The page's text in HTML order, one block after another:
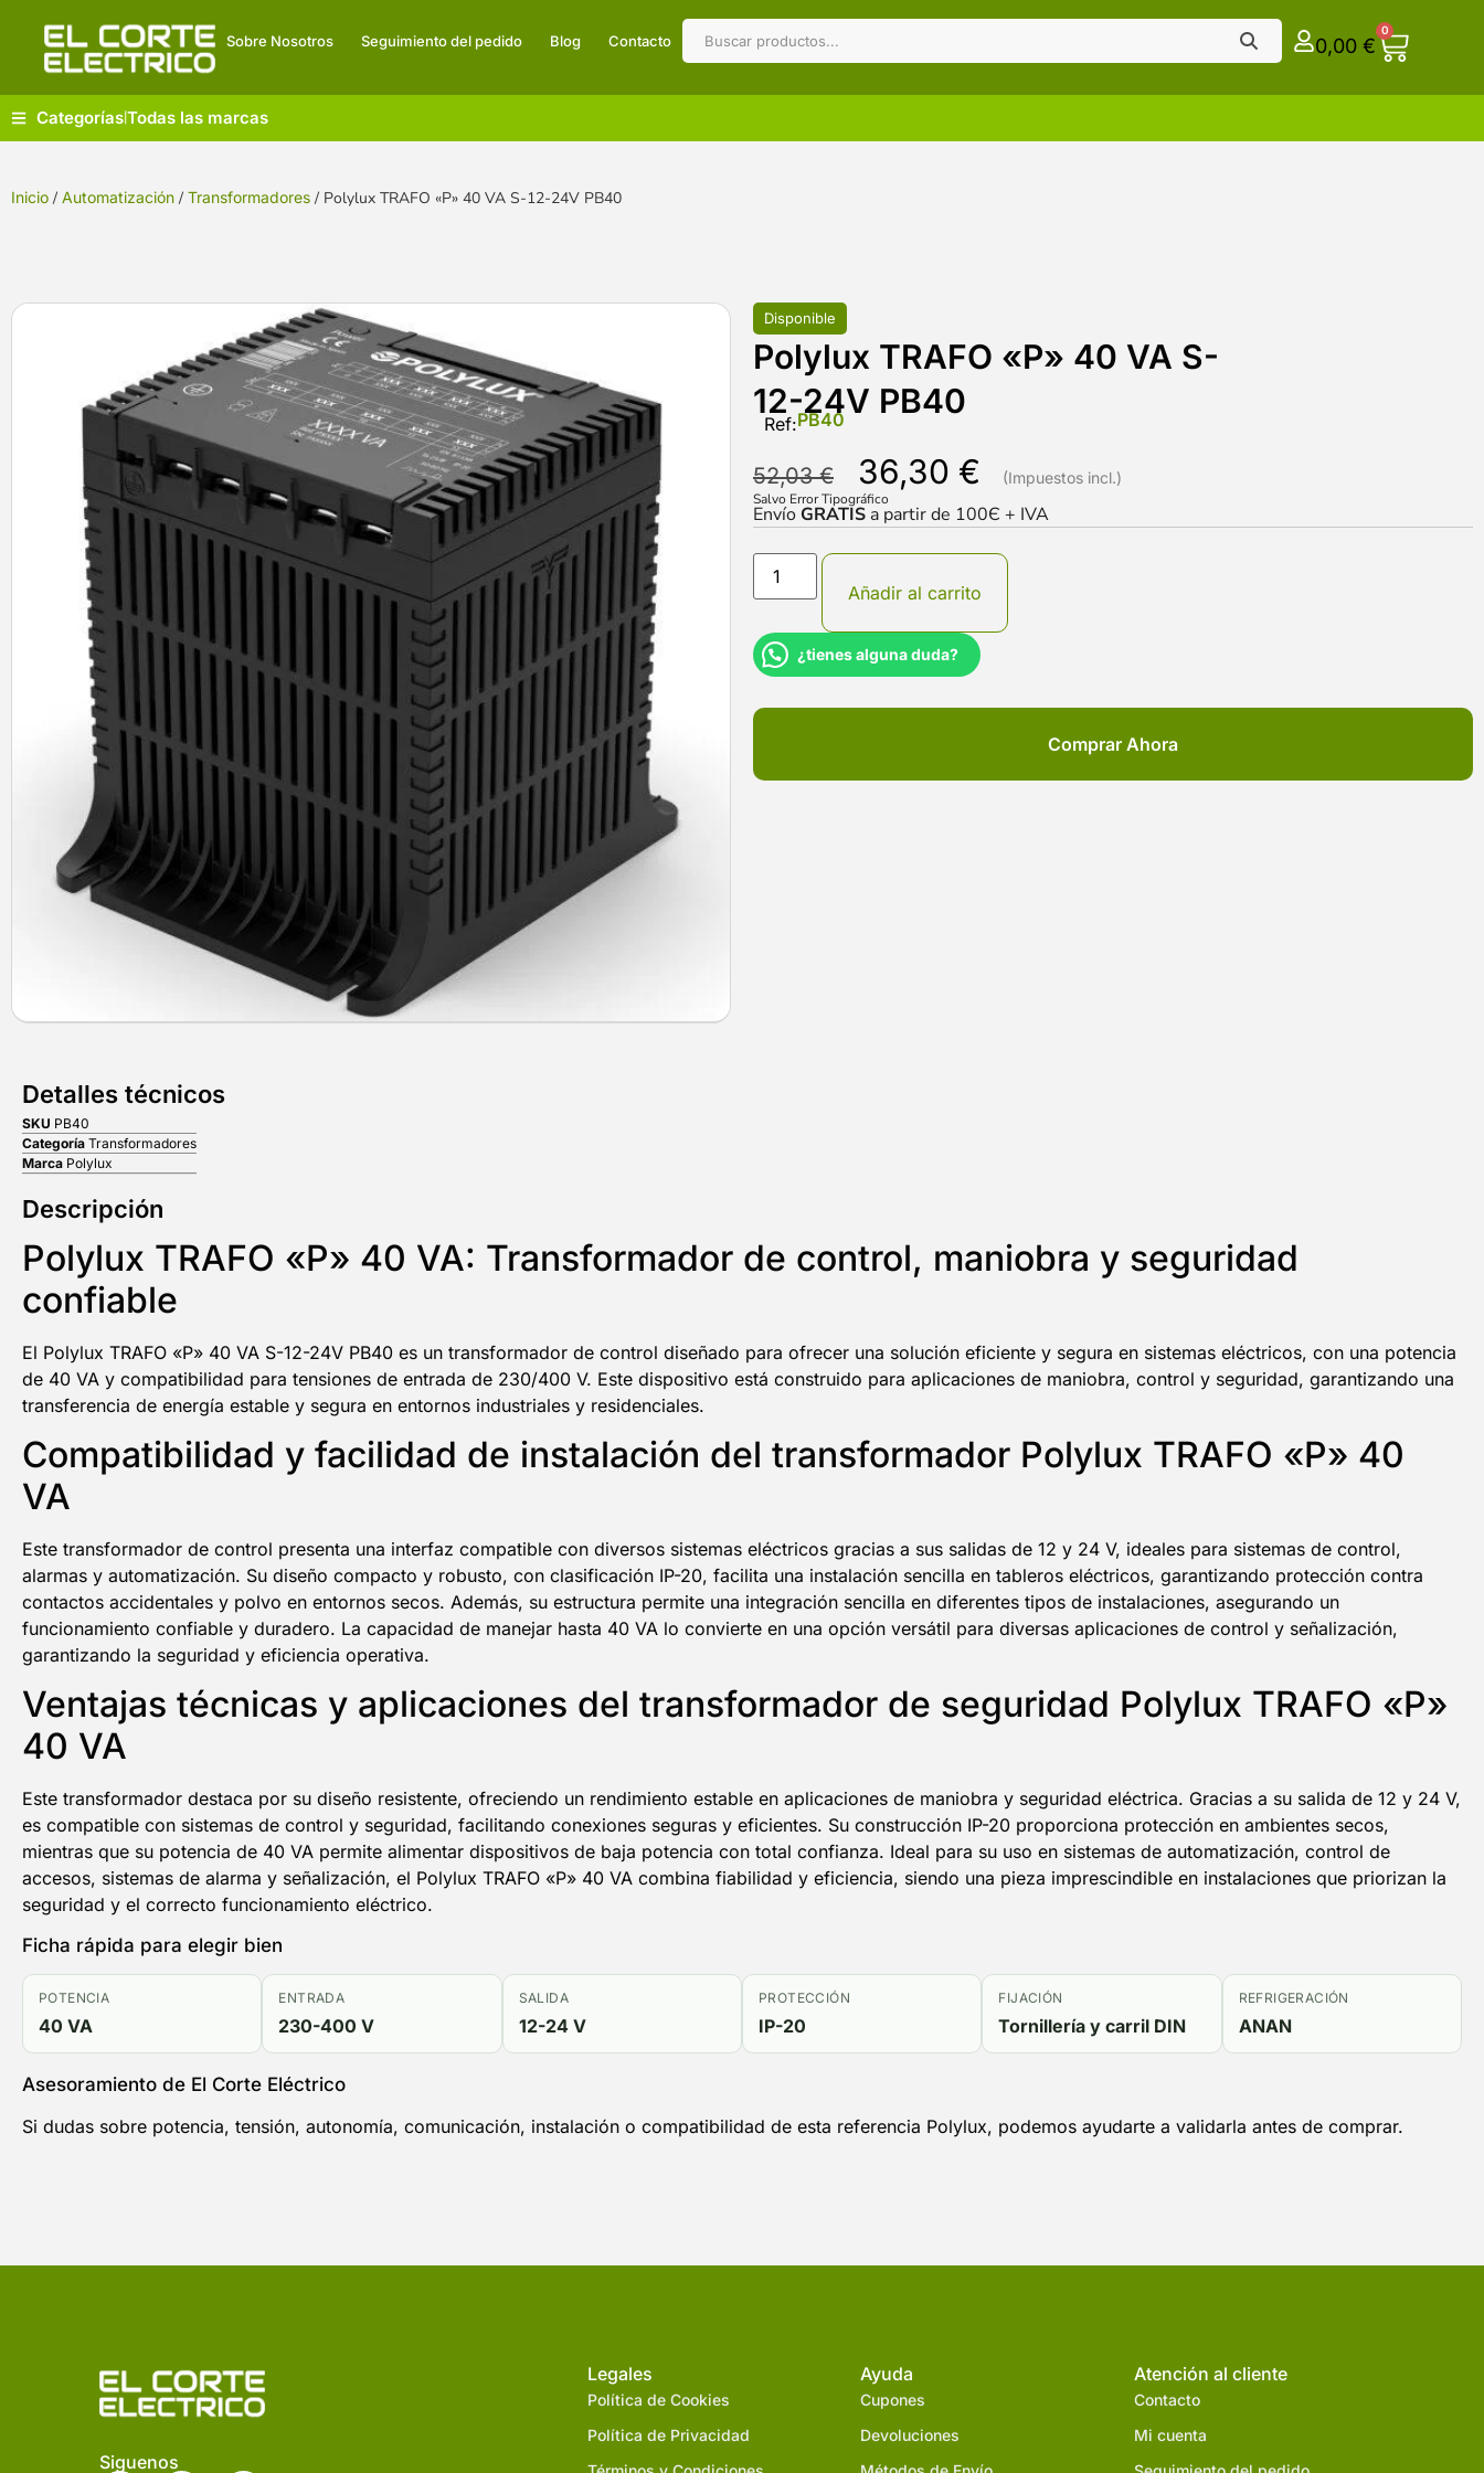
Sobre Nosotros Seguimiento del pedido Blog Contacto 0,00 €
0
Categorías| Todas las marcas
Inicio / Automatización / Transformadores / Polylux TRAFO «P» 40 VA S-12-24V PB40
Disponible
Polylux TRAFO «P» 40 VA S-
12-24V PB40
Ref:PB40
52,03€ 36,30 €
Salvo Error Tipográfico
EnvíoGRATIS a partir de 100Є + IVA
Añadir al carrito
¿tienes alguna duda?
Comprar Ahora
Detalles técnicos
SKU PB40
Categoría Transformadores
Marca Polylux
Descripción
Polylux TRAFO «P» 40 VA: Transformador de control, maniobra y seguridad
confiable
El Polylux TRAFO «P» 40 VA S-12-24V PB40 es un transformador de control diseñado para ofrecer una solución eficiente y segura en sistemas eléctricos, con una potencia
de 40 VA y compatibilidad para tensiones de entrada de 230/400 V. Este dispositivo está construido para aplicaciones de maniobra, control y seguridad, garantizando una
transferencia de energía estable y segura en entornos industriales y residenciales.
Compatibilidad y facilidad de instalación del transformador Polylux TRAFO «P» 40
VA
Este transformador de control presenta una interfaz compatible con diversos sistemas eléctricos gracias a sus salidas de 12 y 24 V, ideales para sistemas de control,
alarmas y automatización. Su diseño compacto y robusto, con clasificación IP-20, facilita una instalación sencilla en tableros eléctricos, garantizando protección contra
contactos accidentales y polvo en entornos secos. Además, su estructura permite una integración sencilla en diferentes tipos de instalaciones, asegurando un
funcionamiento confiable y duradero. La capacidad de manejar hasta 40 VA lo convierte en una opción versátil para diversas aplicaciones de control y señalización,
garantizando la seguridad y eficiencia operativa.
Ventajas técnicas y aplicaciones del transformador de seguridad Polylux TRAFO «P»
40 VA
Este transformador destaca por su diseño resistente, ofreciendo un rendimiento estable en aplicaciones de maniobra y seguridad eléctrica. Gracias a su salida de 12 y 24 V,
es compatible con sistemas de control y seguridad, facilitando conexiones seguras y eficientes. Su construcción IP-20 proporciona protección en ambientes secos,
mientras que su potencia de 40 VA permite alimentar dispositivos de baja potencia con total confianza. Ideal para su uso en sistemas de automatización, control de
accesos, sistemas de alarma y señalización, el Polylux TRAFO «P» 40 VA combina fiabilidad y eficiencia, siendo una pieza imprescindible en instalaciones que priorizan la
seguridad y el correcto funcionamiento eléctrico.
Ficha rápida para elegir bien
POTENCIA
40 VA
ENTRADA
230-400 V
SALIDA
12-24 V
PROTECCIÓN
IP-20
FIJACIÓN
Tornillería y carril DIN
REFRIGERACIÓN
ANAN
Asesoramiento de El Corte Eléctrico
Si dudas sobre potencia, tensión, autonomía, comunicación, instalación o compatibilidad de esta referencia Polylux, podemos ayudarte a validarla antes de comprar.
Siguenos
Legales
Política de Cookies
Política de Privacidad
Ayuda
Cupones
Devoluciones
Atención al cliente
Contacto
Mi cuenta